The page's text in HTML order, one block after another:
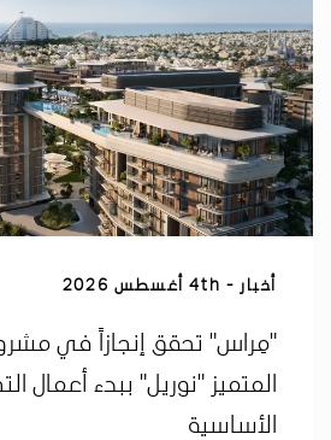
أخبار 4th أغسطس 2026
"مِراس" تحقق إنجازاً في
المتميز "نوريل" ببدء أعمال
الأساسية